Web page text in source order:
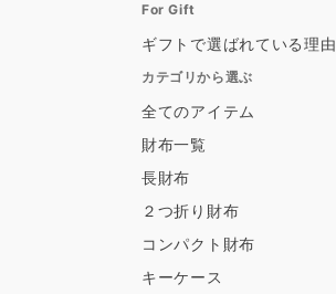
For Gift
ギフトで選ばれている理由
カテゴリから選ぶ
全てのアイテム
財布一覧
長財布
２つ折り財布
コンパクト財布
キーケース